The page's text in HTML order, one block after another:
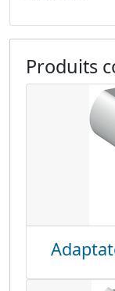
Produits